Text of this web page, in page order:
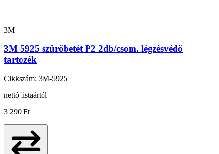
3M
3M 5925 szűrőbetét P2 2db/csom. légzésvédő
tartozék
Cikkszám: 3M-5925
nettó listaártól
3 290 Ft